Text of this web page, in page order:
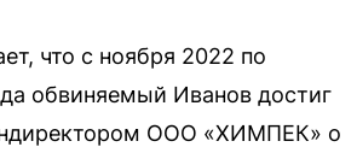
что с ноября 2022 по
обвиняемый Иванов достиг
ООО «ХИМПЕК» о